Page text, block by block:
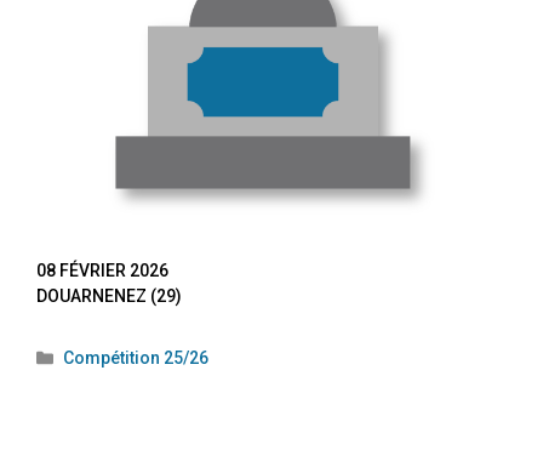
08 FÉVRIER 2026
DOUARNENEZ (29)
Compétition 25/26